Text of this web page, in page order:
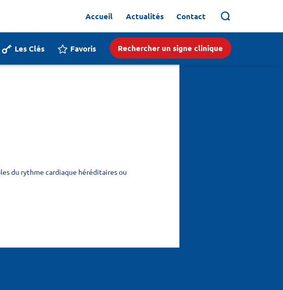
Accueil Actualités Contact
Les Clés Favoris Rechercher un signe clinique
du rythme cardiaque héréditaires ou